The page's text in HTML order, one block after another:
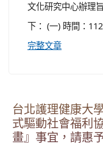
文化研究中心辦理
下： (一) 時間：
完整文章
台北護理健康大
式驅動社會福利
畫』事宜，請惠